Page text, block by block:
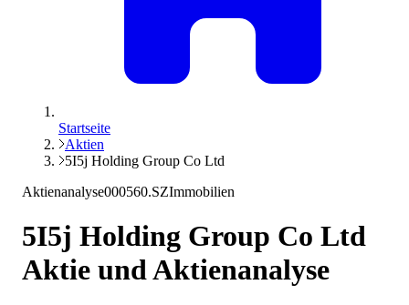
Startseite
Aktien
5I5j Holding Group Co Ltd
Aktienanalyse000560.SZImmobilien
5I5j Holding Group Co Ltd
Aktie und Aktienanalyse